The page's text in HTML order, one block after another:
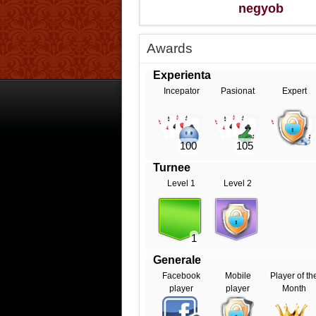
negyob
Awards
Experienta
Incepator
100
Pasionat
105
Expert
Turnee
Level 1
1
Level 2
Generale
Facebook
player
Mobile
player
Player of
Month